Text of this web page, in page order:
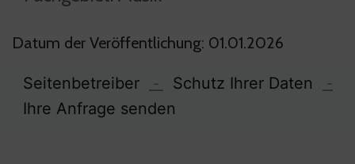
Datum der Veröffentlichung: 01.01.2026
Seitenbetreiber - Schutz Ihrer Daten
-
Ihre Anfrage senden